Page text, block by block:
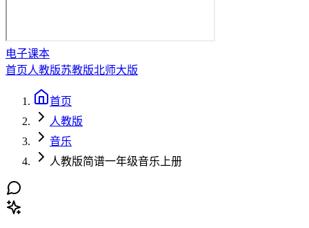
电子课本
首页人教版苏教版北师大版
首页
人教版
音乐
人教版简谱一年级音乐上册